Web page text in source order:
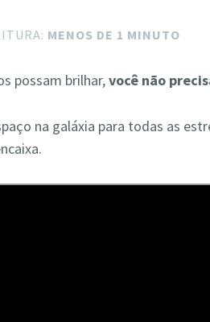
MENOS DE 1 MINUTO
possam brilhar,você não
na galáxia para todas as